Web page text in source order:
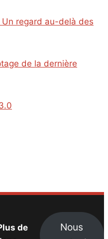
regard au-delà des
de la dernière
de
Nous